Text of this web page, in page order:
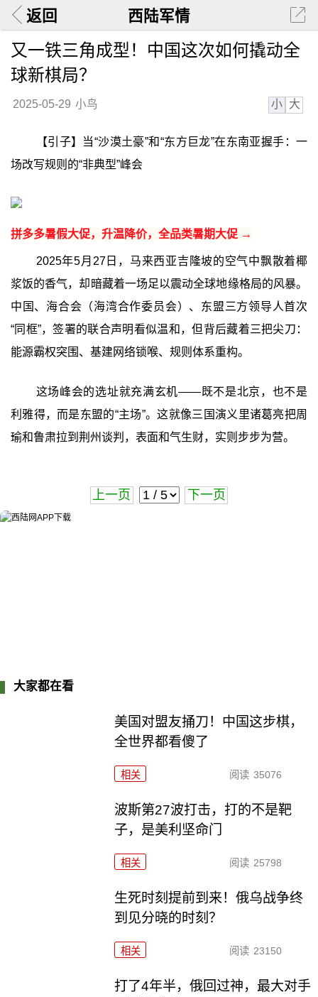
返回 西陆军情
又一铁三角成型！中国这次如何撬动全
球新棋局？
2025-05-29 小鸟 小 大
【引子】当“沙漠土豪”和“东方巨龙”在东南亚握手：一
场改写规则的“非典型”峰会
拼多多暑假大促，升温降价，全品类暑期大促 →
2025年5月27日，马来西亚吉隆坡的空气中飘散着椰
浆饭的香气，却暗藏着一场足以震动全球地缘格局的风暴。
中国、海合会（海湾合作委员会）、东盟三方领导人首次
“同框”，签署的联合声明看似温和，但背后藏着三把尖刀：
能源霸权突围、基建网络锁喉、规则体系重构。
这场峰会的选址就充满玄机——既不是北京，也不是
利雅得，而是东盟的“主场”。这就像三国演义里诸葛亮把周
瑜和鲁肃拉到荆州谈判，表面和气生财，实则步步为营。
上一页 下一页
大家都在看
美国对盟友捅刀！中国这步棋，
全世界都看傻了
相关 阅读 35076
波斯第27波打击，打的不是靶
子，是美利坚命门
相关 阅读 25798
生死时刻提前到来！俄乌战争终
到见分晓的时刻？
相关 阅读 23150
打了4年半，俄回过神，最大对手